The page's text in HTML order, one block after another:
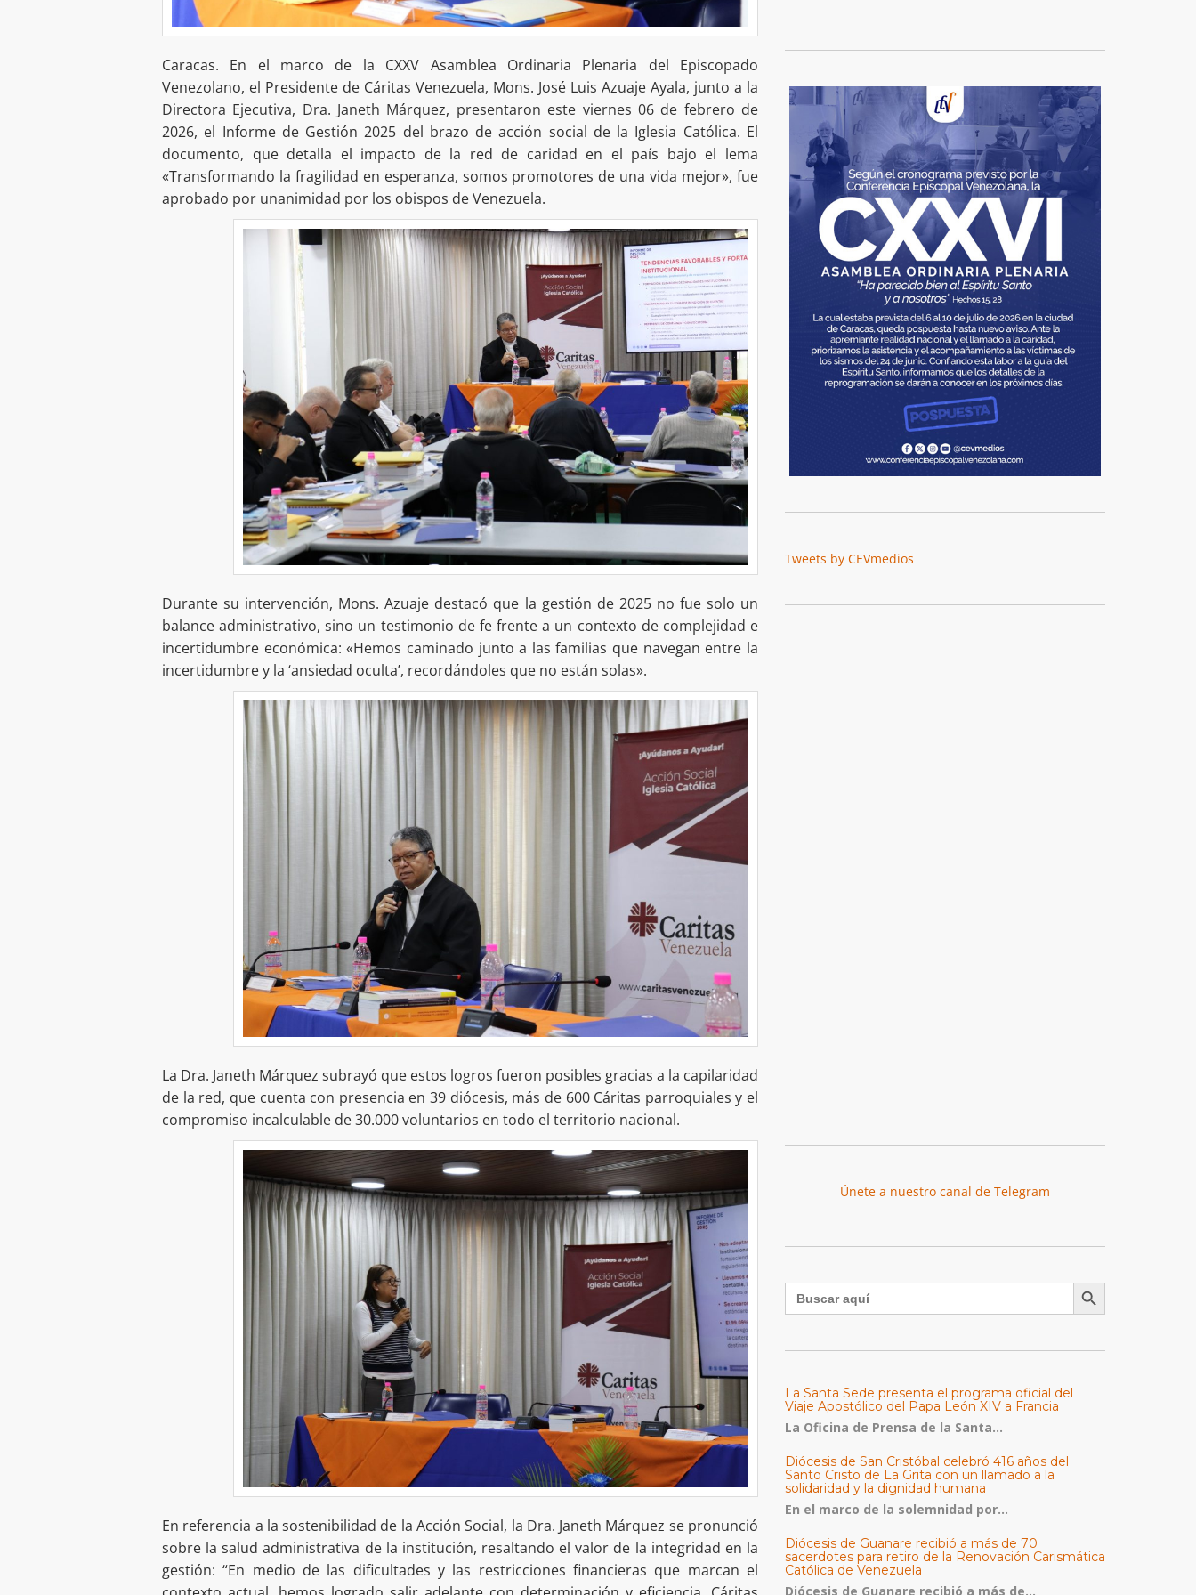
Caracas. En el marco de la CXXV Asamblea Ordinaria Plenaria del Episcopado
Venezolano, el Presidente de Cáritas Venezuela, Mons. José Luis Azuaje Ayala, junto a la
Directora Ejecutiva, Dra. Janeth Márquez, presentaron este viernes 06 de febrero de
2026, el Informe de Gestión 2025 del brazo de acción social de la Iglesia Católica. El
documento, que detalla el impacto de la red de caridad en el país bajo el lema
«Transformando la fragilidad en esperanza, somos promotores de una vida mejor», fue
aprobado por unanimidad por los obispos de Venezuela.
Durante su intervención, Mons. Azuaje destacó que la gestión de 2025 no fue solo un
balance administrativo, sino un testimonio de fe frente a un contexto de complejidad e
incertidumbre económica: «Hemos caminado junto a las familias que navegan entre la
incertidumbre y la ‘ansiedad oculta’, recordándoles que no están solas».
La Dra. Janeth Márquez subrayó que estos logros fueron posibles gracias a la capilaridad
de la red, que cuenta con presencia en 39 diócesis, más de 600 Cáritas parroquiales y el
compromiso incalculable de 30.000 voluntarios en todo el territorio nacional.
En referencia a la sostenibilidad de la Acción Social, la Dra. Janeth Márquez se pronunció
sobre la salud administrativa de la institución, resaltando el valor de la integridad en la
gestión: “En medio de las dificultades y las restricciones financieras que marcan el
Tweets by CEVmedios
Únete a nuestro canal de Telegram
Buscar: Botón de búsqueda
La Santa Sede presenta el programa oficial del
Viaje Apostólico del Papa León XIV a Francia
La Oficina de Prensa de la Santa...
Diócesis de San Cristóbal celebró 416 años del
Santo Cristo de La Grita con un llamado a la
solidaridad y la dignidad humana
En el marco de la solemnidad por...
Diócesis de Guanare recibió a más de 70
sacerdotes para retiro de la Renovación Carismática
Católica de Venezuela
Diócesis de Guanare recibió a más de...